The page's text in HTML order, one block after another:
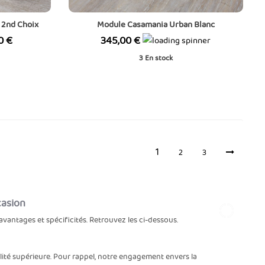
Choix
€
Module Casamania Urban Blanc
Prix
345,00 €
3 En stock
1 2 3
et spécificités. Retrouvez les ci-dessous.
supérieure. Pour rappel, notre engagement envers la